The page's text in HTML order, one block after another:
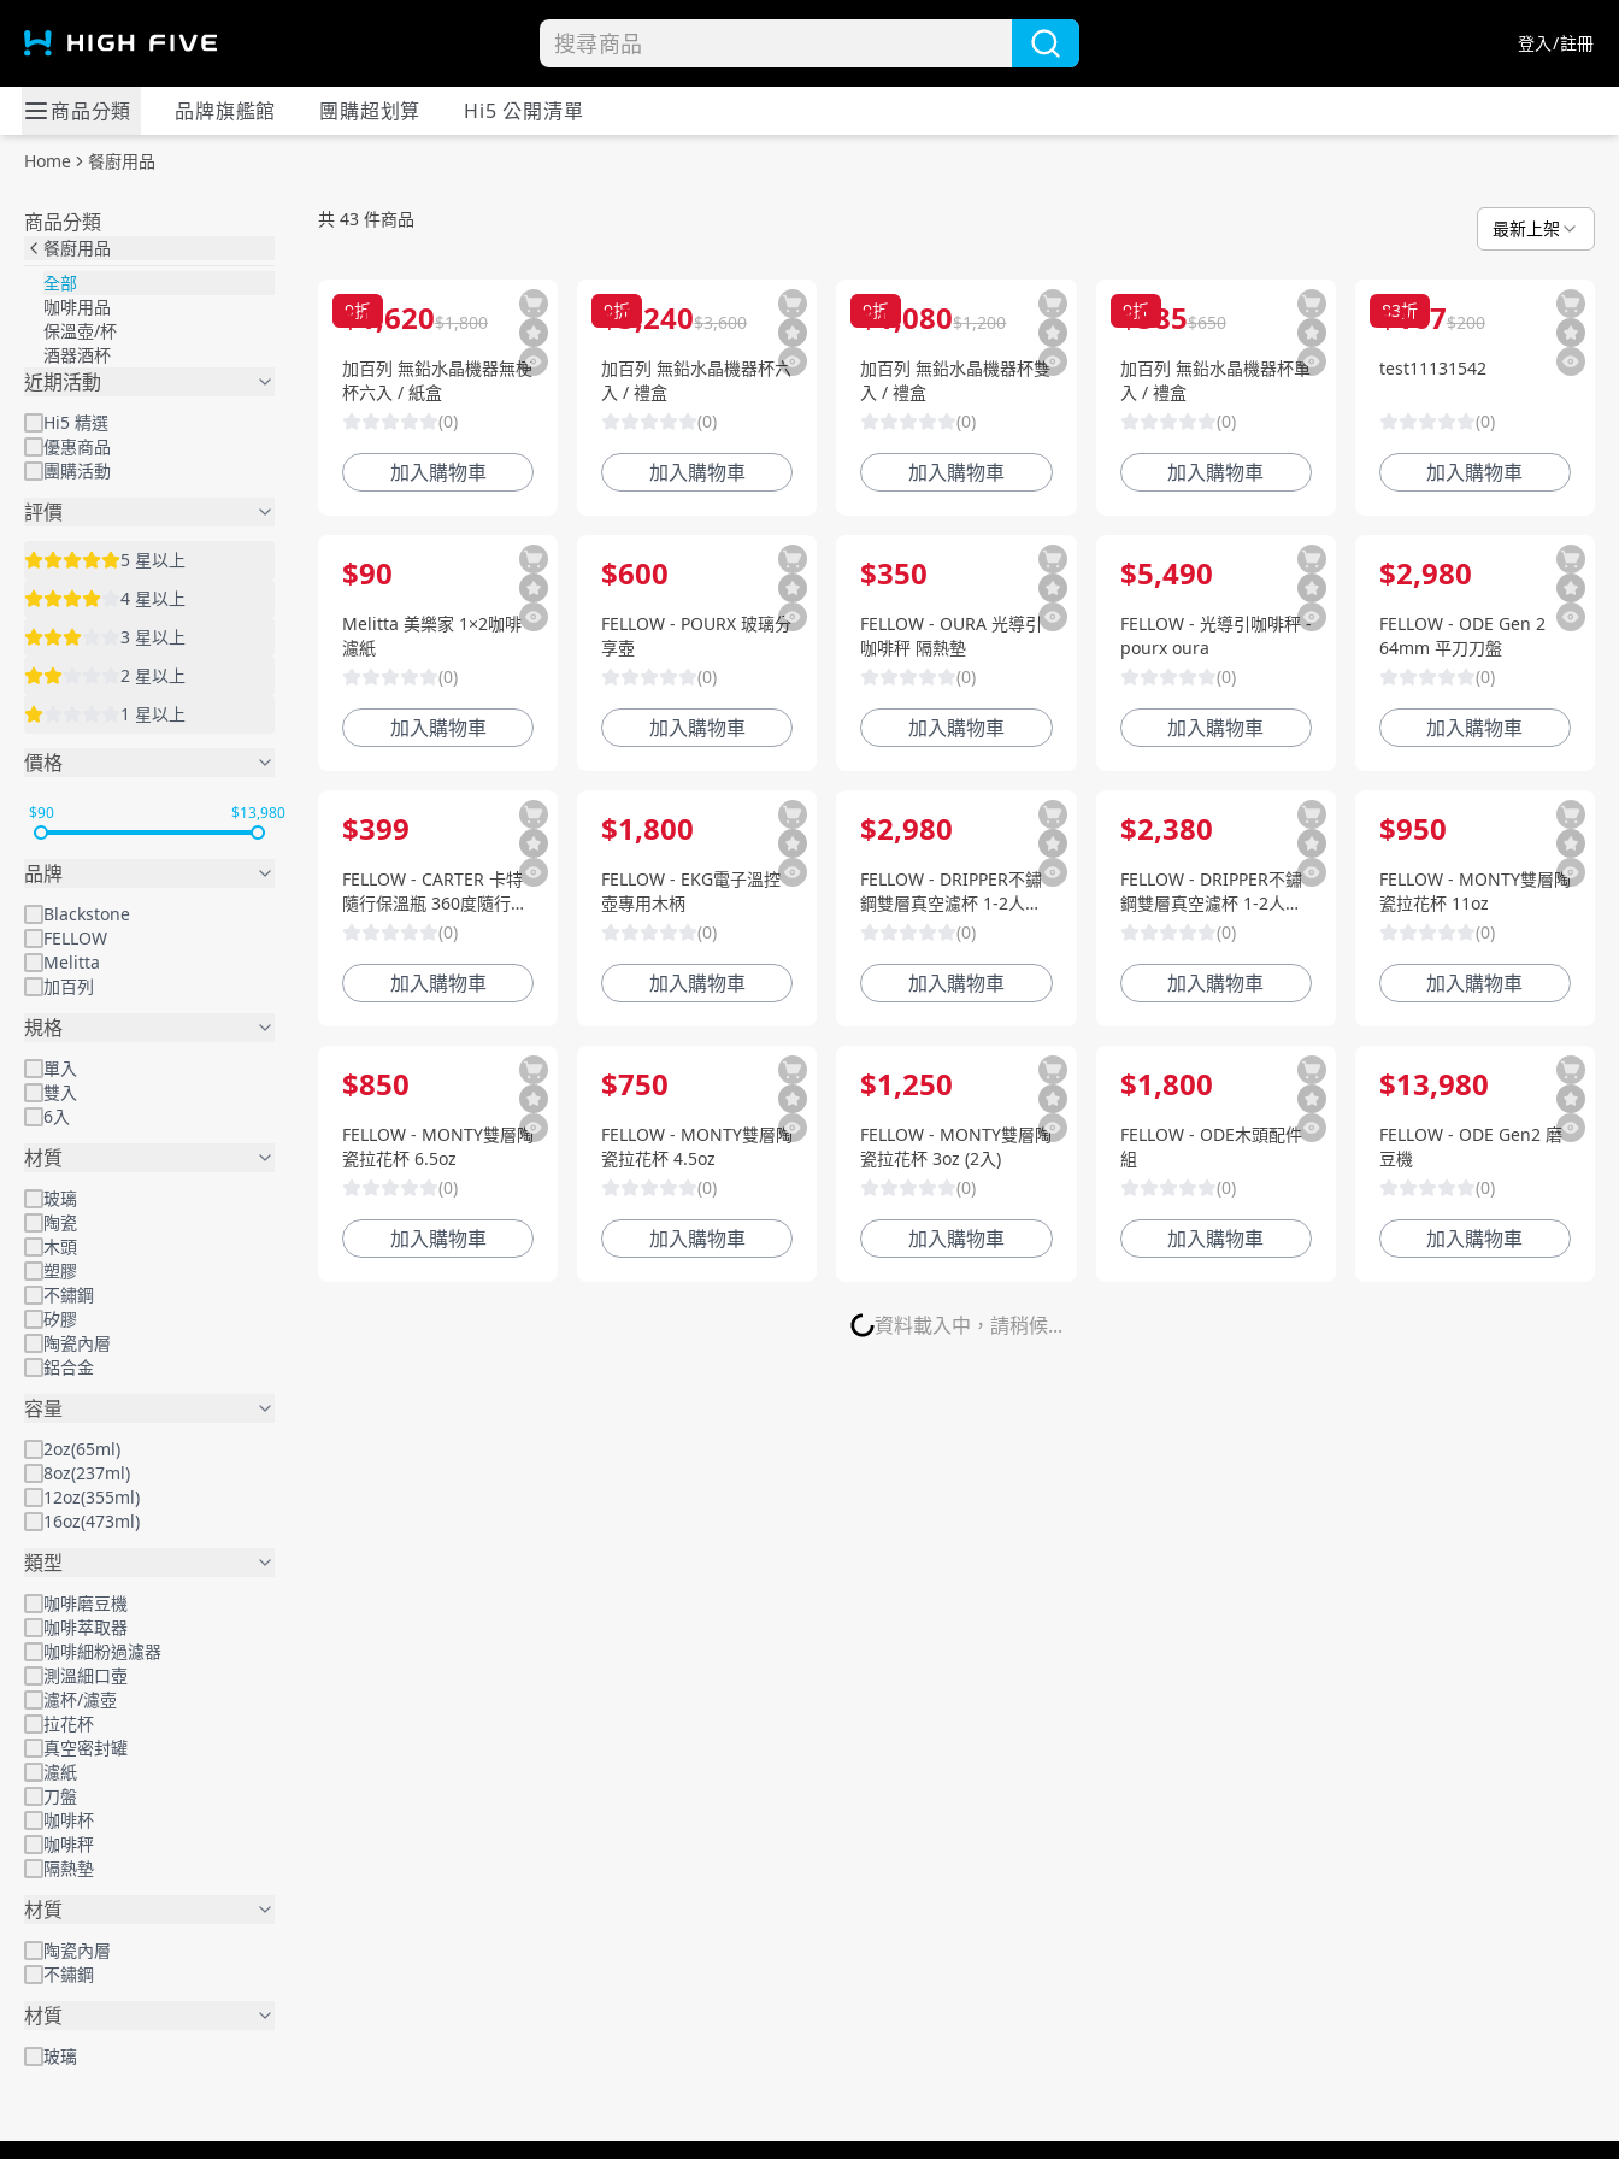
登入/註冊
商品分類 品牌旗艦館 團購超划算 Hi5 公開清單
Home 餐廚用品
商品分類
餐廚用品
全部
咖啡用品
保溫壺/杯
酒器酒杯
近期活動
Hi5 精選
優惠商品
團購活動
評價
5 星以上
4 星以上
3 星以上
2 星以上
1 星以上
價格
$90 $13,980
品牌
Blackstone
FELLOW
Melitta
加百列
規格
單入
雙入
6入
材質
玻璃
陶瓷
木頭
塑膠
不鏽鋼
矽膠
陶瓷內層
鋁合金
容量
2oz(65ml)
8oz(237ml)
12oz(355ml)
16oz(473ml)
類型
咖啡磨豆機
咖啡萃取器
咖啡細粉過濾器
測溫細口壺
濾杯/濾壺
拉花杯
真空密封罐
濾紙
刀盤
咖啡杯
咖啡秤
隔熱墊
材質
陶瓷內層
不鏽鋼
材質
玻璃
餐廚用品
共 43 件商品 最新上架
9折
$1,620$1,800
加百列 無鉛水晶機器無梗
杯六入 / 紙盒
(0)
加入購物車
9折
$3,240$3,600
加百列 無鉛水晶機器杯六
入 / 禮盒
(0)
加入購物車
9折
$1,080$1,200
加百列 無鉛水晶機器杯雙
入 / 禮盒
(0)
加入購物車
9折
$585$650
加百列 無鉛水晶機器杯單
入 / 禮盒
(0)
加入購物車
83折
$167$200
test11131542
(0)
加入購物車
$90
Melitta 美樂家 1×2咖啡
濾紙
(0)
加入購物車
$600
FELLOW - POURX 玻璃分
享壺
(0)
加入購物車
$350
FELLOW - OURA 光導引
咖啡秤 隔熱墊
(0)
加入購物車
$5,490
FELLOW - 光導引咖啡秤 -
pourx oura
(0)
加入購物車
$2,980
FELLOW - ODE Gen 2
64mm 平刀刀盤
(0)
加入購物車
$399
FELLOW - CARTER 卡特
隨行保溫瓶 360度隨行蓋-
非密封
(0)
加入購物車
$1,800
FELLOW - EKG電子溫控
壺專用木柄
(0)
加入購物車
$2,980
FELLOW - DRIPPER不鏽
鋼雙層真空濾杯 1-2人份
濾杯旅行組 (0)
加入購物車
$2,380
FELLOW - DRIPPER不鏽
鋼雙層真空濾杯 1-2人份
濾杯
(0)
加入購物車
$950
FELLOW - MONTY雙層陶
瓷拉花杯 11oz
(0)
加入購物車
$850
FELLOW - MONTY雙層陶
瓷拉花杯 6.5oz
(0)
加入購物車
$750
FELLOW - MONTY雙層陶
瓷拉花杯 4.5oz
(0)
加入購物車
$1,250
FELLOW - MONTY雙層陶
瓷拉花杯 3oz (2入)
(0)
加入購物車
$1,800
FELLOW - ODE木頭配件
組
(0)
加入購物車
$13,980
FELLOW - ODE Gen2 磨
豆機
(0)
加入購物車
資料載入中，請稍候...